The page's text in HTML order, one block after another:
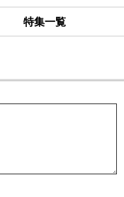
特集一覧